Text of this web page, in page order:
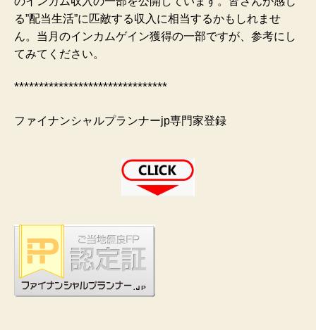
る”配当生活”に匹敵する収入に相当するかもしれませ
ん。当月のインカムゲイン獲得の一部ですが、参考にし
てみてください。
*******************************
ファイナンシャルプランナーjp専門家登録